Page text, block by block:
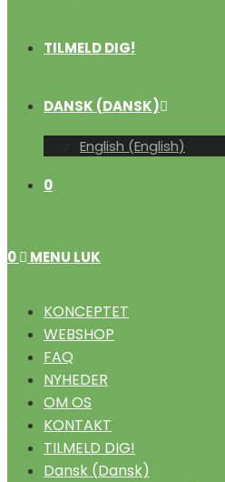
TILMELD DIG!
DANSK (DANSK)
English (English)
0
0 MENU LUK
KONCEPTET
WEBSHOP
FAQ
NYHEDER
OM OS
KONTAKT
TILMELD DIG!
Dansk (Dansk)